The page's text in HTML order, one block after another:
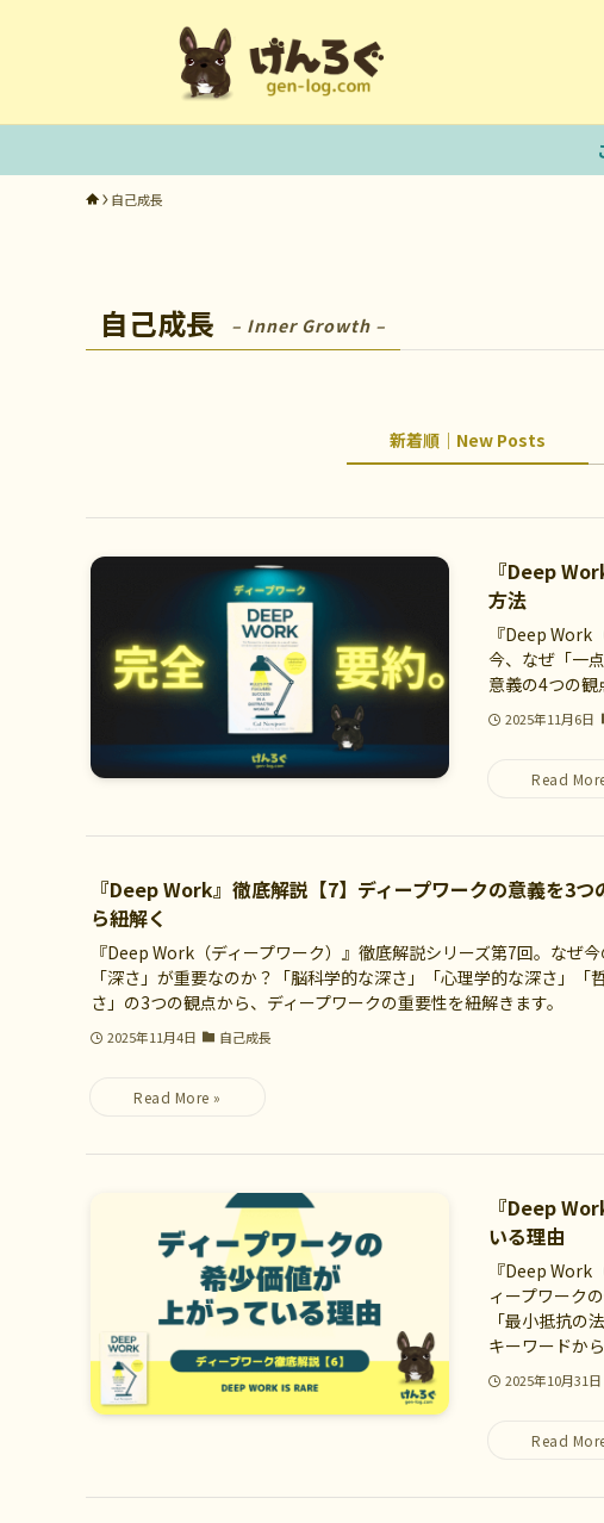
自己成長
自己成長 – Inner Growth –
新着順｜New Posts
『Deep
方法
『Deep Work
今、なぜ「一
意義の4つの観
2025年11月6日
『Deep Work』徹底解説【7】ディープワークの意義を3つ
ら紐解く
『Deep Work（ディープワーク）』徹底解説シリーズ第7回。なぜ
「深さ」が重要なのか？「脳科学的な深さ」「心理学的な深さ」「
さ」の3つの観点から、ディープワークの重要性を紐解きます。
2025年11月4日 自己成長
『Deep
いる理由
『Deep Work
ィープワーク
「最小抵抗の
キーワードか
2025年10月31日